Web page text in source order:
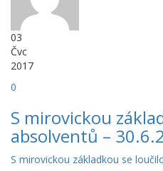
03
Čvc
2017
0
S mirovickou
absolventů –
S mirovickou základkou se